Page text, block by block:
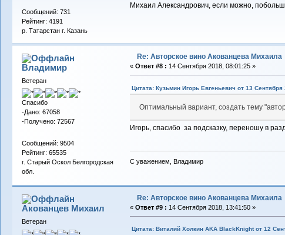
Сообщений: 731
Рейтинг: 4191
р. Татарстан г. Казань
Михаил Александрович, если можно,
Владимиp
Ветеран
Спасибо
-Дано: 67058
-Получено: 72567
Сообщений: 9504
Рейтинг: 65535
г. Старый Оскол Белгородская
обл.
Re: Авторское вино Акованцева Михаила
« Ответ #8 : 14 Сентября 2018, 08:01:25 »
Цитата: Кузьмин Игорь Евгеньевич от 13 Сентября
Оптимальный вариант, создать тему
Игорь, спасибо за подсказку, переношу в
С уважением, Владимир
Акованцев Михаил
Ветеран
Re: Авторское вино Акованцева Михаила
« Ответ #9 : 14 Сентября 2018, 13:41:50 »
Цитата: Виталий Холкин AKA BlackKnight от 12